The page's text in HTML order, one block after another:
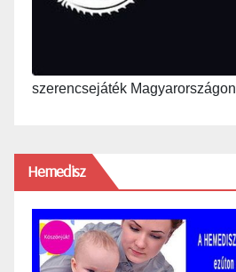
szerencsejáték Magyarországon
Hemedisz